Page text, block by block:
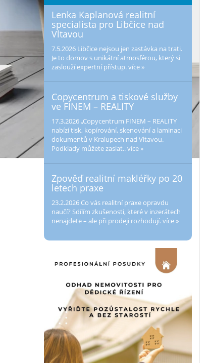
Lenka Kaplanová realitní
specialista pro Libčice nad
Vltavou
7.5.2026 Libčice nejsou jen zastávka na trati.
Je to domov s unikátní atmosférou, který si
zaslouží expertní přístup.více »
Copycentrum a tiskové služby
ve FINEM – REALITY
17.3.2026„Copycentrum FINEM – REALITY
nabízí tisk, kopírování, skenování a laminaci
dokumentů v Kralupech nad Vltavou.
Podklady můžete zaslat..více »
Zpověď realitní makléřky po 20
letech praxe
23.2.2026 Co vás realitní praxe opravdu
naučí? Sdílím zkušenosti, které v inzerátech
nenajdete – ale při prodeji rozhodují.více »